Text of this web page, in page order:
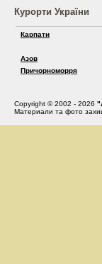
Курорти України
Карпати
Азов
Причорноморря
Copyright © 2002 - 2026
Материали та фото